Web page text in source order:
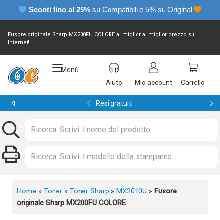
Sconti fino al 25% su Compatibili e 5% su Originali
Fusore originale Sharp MX200FU COLORE al miglior al miglior prezzo su
Internet!
Menù
Aiuto
Mio account Carrello
Garanzia 24 mesi
Home » Toner » Toner Sharp » MX2010U » Fusore
originale Sharp MX200FU COLORE